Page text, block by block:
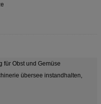
für Obst und Gemüse
übersee instandhalten,